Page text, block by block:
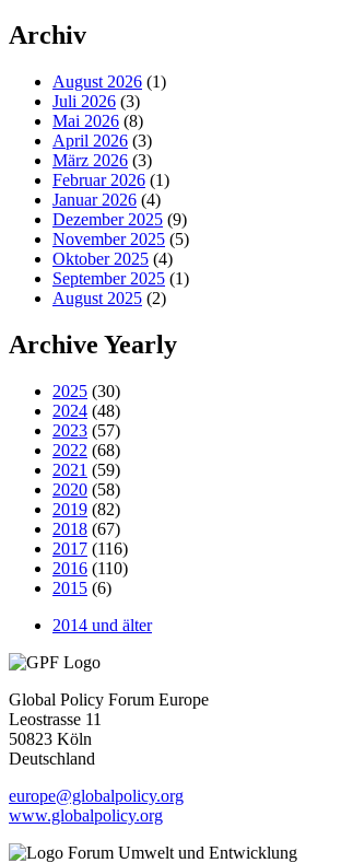
Archiv
August 2026 (1)
Juli 2026 (3)
Mai 2026 (8)
April 2026 (3)
März 2026 (3)
Februar 2026 (1)
Januar 2026 (4)
Dezember 2025 (9)
November 2025 (5)
Oktober 2025 (4)
September 2025 (1)
August 2025 (2)
Archive Yearly
2025 (30)
2024 (48)
2023 (57)
2022 (68)
2021 (59)
2020 (58)
2019 (82)
2018 (67)
2017 (116)
2016 (110)
2015 (6)
2014 und älter
Global Policy Forum Europe
Leostrasse 11
50823 Köln
Deutschland
europe@globalpolicy.org
www.globalpolicy.org